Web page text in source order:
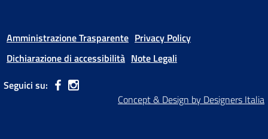
Amministrazione Trasparente Privacy Policy
Dichiarazione di accessibilità Note Legali
Seguici su:
Concept & Design by Designers Italia